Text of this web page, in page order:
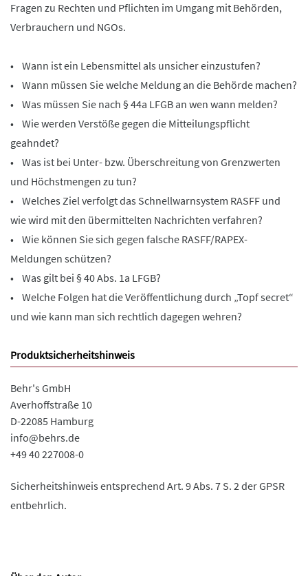
Fragen zu Rechten und Pflichten im Umgang mit Behörden,
Verbrauchern und NGOs.
• Wann ist ein Lebensmittel als unsicher einzustufen?
• Wann müssen Sie welche Meldung an die Behörde machen?
• Was müssen Sie nach § 44a LFGB an wen wann melden?
• Wie werden Verstöße gegen die Mitteilungspflicht
geahndet?
• Was ist bei Unter- bzw. Überschreitung von Grenzwerten
und Höchstmengen zu tun?
• Welches Ziel verfolgt das Schnellwarnsystem RASFF und
wie wird mit den übermittelten Nachrichten verfahren?
• Wie können Sie sich gegen falsche RASFF/RAPEX-
Meldungen schützen?
• Was gilt bei § 40 Abs. 1a LFGB?
• Welche Folgen hat die Veröffentlichung durch „Topf secret“
und wie kann man sich rechtlich dagegen wehren?
Produktsicherheitshinweis
Behr's GmbH
Averhoffstraße 10
D-22085 Hamburg
info@behrs.de
+49 40 227008-0
Sicherheitshinweis entsprechend Art. 9 Abs. 7 S. 2 der GPSR
entbehrlich.